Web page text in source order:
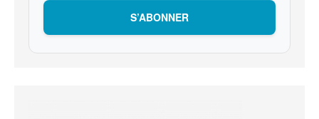
S’ABONNER